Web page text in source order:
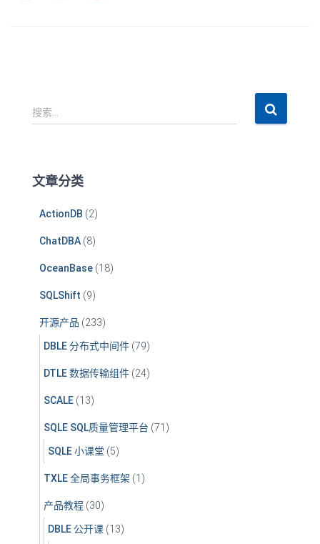
搜
索
搜索…
文章分类
ActionDB (2)
ChatDBA (8)
OceanBase (18)
SQLShift (9)
开源产品 (233)
DBLE 分布式中间件 (79)
DTLE 数据传输组件 (24)
SCALE (13)
SQLE SQL质量管理平台 (71)
SQLE 小课堂 (5)
TXLE 全局事务框架 (1)
产品教程 (30)
DBLE 公开课 (13)